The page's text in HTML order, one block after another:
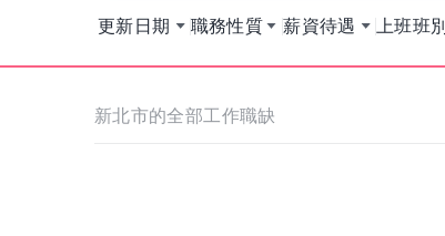
更新日期 職務性質 薪資待遇 上班班別
新北市的全部工作職缺